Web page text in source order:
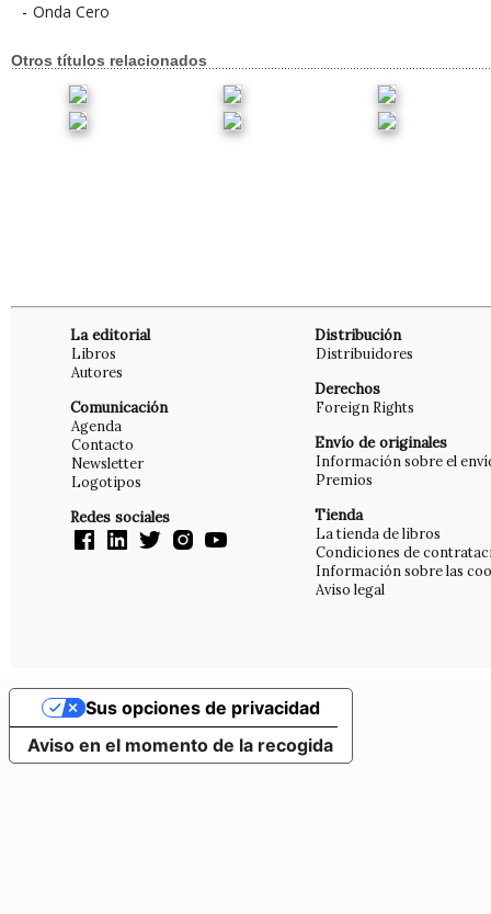
- Onda Cero
Otros títulos relacionados
La editorial
Libros
Autores
Comunicación
Agenda
Contacto
Newsletter
Logotipos
Redes sociales
Distribución
Distribuidores
Derechos
Foreign Rights
Envío de originales
Información sobre el
Premios
Tienda
La tienda de libros
Condiciones de
Información sobre las
Aviso legal
Aviso en el momento de la recogida
Sus opciones de privacidad